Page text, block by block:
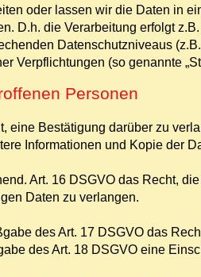
oder lassen wir die Daten in
D.h. die Verarbeitung erfolgt
Datenschutzniveaus
Verpflichtungen (so genannte
Personen
eine Bestätigung darüber zu
Informationen und Kopie der
Art. 16 DSGVO das Recht,
Daten zu verlangen.
des Art. 17 DSGVO das
des Art. 18 DSGVO eine